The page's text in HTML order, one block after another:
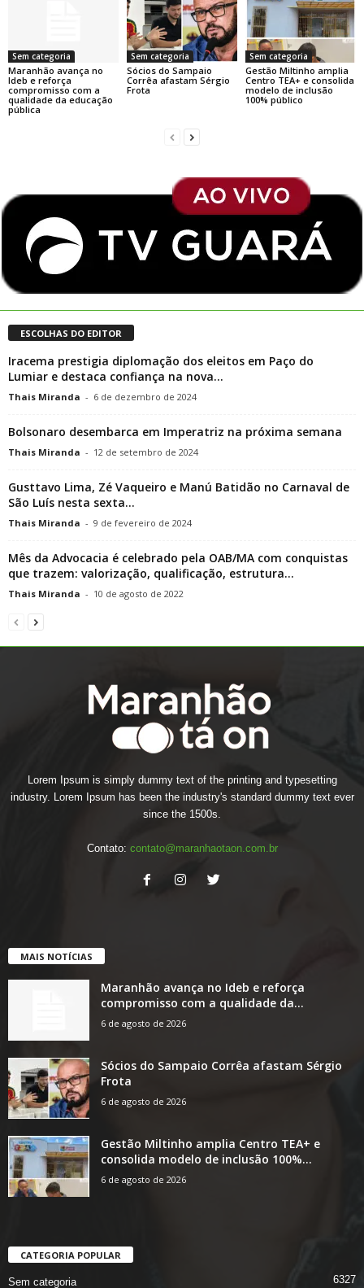
Sem categoria
Maranhão avança no
Ideb e reforça
compromisso com a
qualidade da educação
pública
Sem categoria
Sócios do Sampaio
Corrêa afastam Sérgio
Frota
Sem categoria
Gestão Miltinho amplia
Centro TEA+ e consolida
modelo de inclusão
100% público
ESCOLHAS DO EDITOR
Iracema prestigia diplomação dos eleitos em Paço do
Lumiar e destaca confiança na nova...
Thais Miranda - 6 de dezembro de 2024
Bolsonaro desembarca em Imperatriz na próxima semana
Thais Miranda - 12 de setembro de 2024
Gusttavo Lima, Zé Vaqueiro e Manú Batidão no Carnaval de
São Luís nesta sexta...
Thais Miranda - 9 de fevereiro de 2024
Mês da Advocacia é celebrado pela OAB/MA com conquistas
que trazem: valorização, qualificação, estrutura...
Thais Miranda - 10 de agosto de 2022
Lorem Ipsum is simply dummy text of the printing and typesetting
industry. Lorem Ipsum has been the industry's standard dummy text ever
since the 1500s.
Contato: contato@maranhaotaon.com.br
MAIS NOTÍCIAS
Maranhão avança no Ideb e reforça
compromisso com a qualidade da...
6 de agosto de 2026
Sócios do Sampaio Corrêa afastam Sérgio
Frota
6 de agosto de 2026
Gestão Miltinho amplia Centro TEA+ e
consolida modelo de inclusão 100%...
6 de agosto de 2026
CATEGORIA POPULAR
Sem categoria 6327